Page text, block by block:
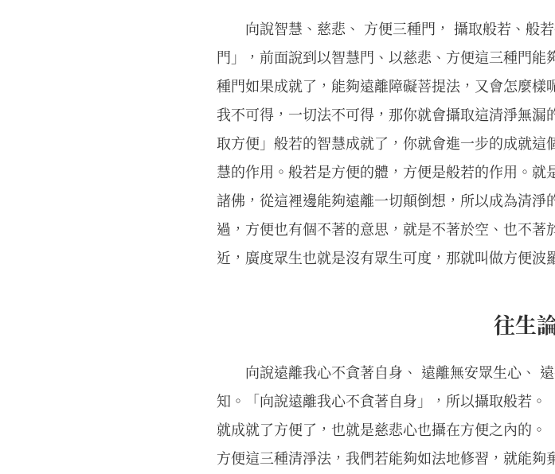
向說智慧、慈悲、 方便三種門， 攝取般若、般
門」，前面說到以智慧門、以慈悲、方便這三種門
種門如果成就了，能夠遠離障礙菩提法，又會怎麼
我不可得，一切法不可得，那你就會攝取這清淨無
取方便」般若的智慧成就了，你就會進一步的成就
慧的作用。般若是方便的體，方便是般若的作用。
諸佛，從這裡邊能夠遠離一切顛倒想，所以成為清
過，方便也有個不著的意思，就是不著於空、也不
近，廣度眾生也就是沒有眾生可度，那就叫做方便波
往生
向說遠離我心不貪著自身、 遠離無安眾生心、
知。「向說遠離我心不貪著自身」，所以攝取般若
就成就了方便了，也就是慈悲心也攝在方便之內的。
方便這三種清淨法，我們若能夠如法地修習，就能